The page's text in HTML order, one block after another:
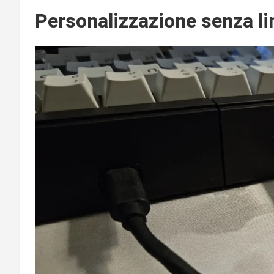
Personalizzazione senza